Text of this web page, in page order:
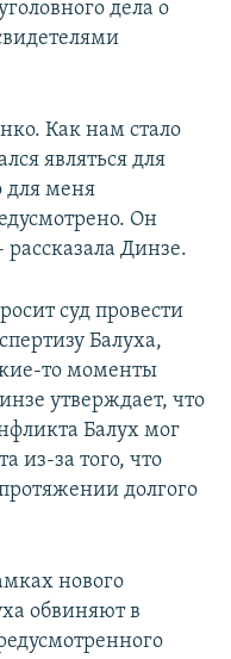
дела о
Как нам стало
являться для
для меня
Он
Динзе.
суд провести
Балуха,
то моменты
утверждает, что
Балух мог
из-за того, что
долгого
нового
обвиняют в